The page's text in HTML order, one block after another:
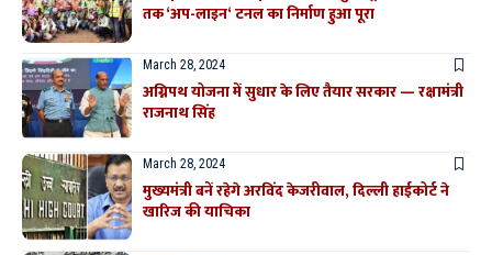
तक ‘अप-लाइन‘ टनल का निर्माण हुआ पूरा
March 28, 2024
अग्निपथ योजना में सुधार के लिए तैयार सरकार — रक्षामंत्री
राजनाथ सिंह
March 28, 2024
मुख्यमंत्री बनें रहेगे अरविंद केजरीवाल, दिल्ली हाईकोर्ट ने
खारिज की याचिका